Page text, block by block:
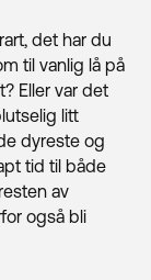
det har du
til vanlig lå på
Eller var det
litt
dyreste og
tid til både
av
også bli